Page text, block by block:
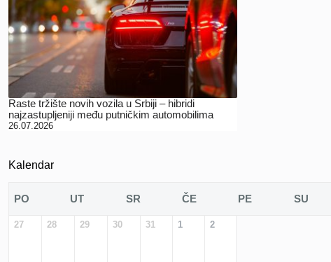
Raste tržište novih vozila u Srbiji – hibridi
najzastupljeniji među putničkim automobilima
26.07.2026
Kalendar
PO UT SR ČE PE SU
27 28 29 30 31 1 2